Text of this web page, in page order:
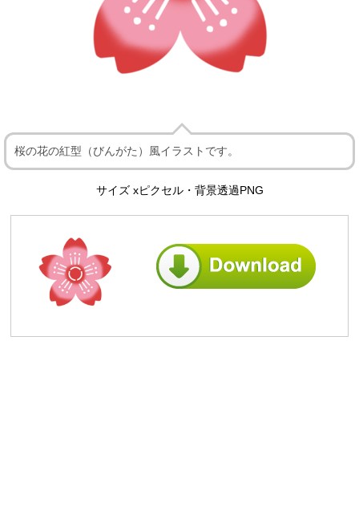
桜の花の紅型（びんがた）風イラストです。
サイズ xピクセル・背景透過PNG